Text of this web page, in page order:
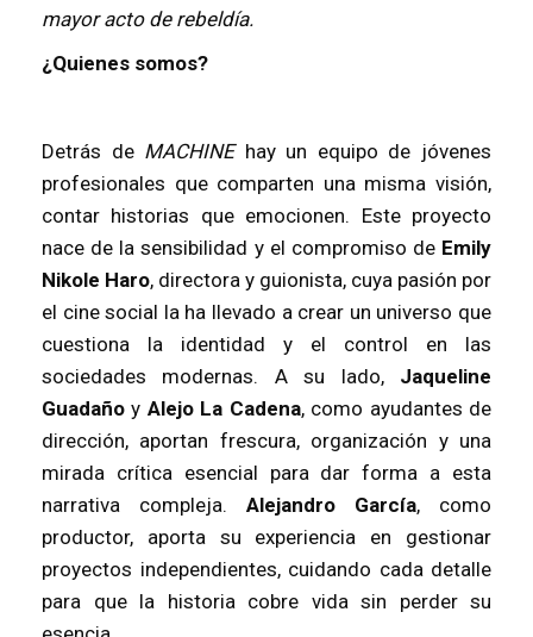
mayor acto de rebeldía.
¿Quienes somos?
Detrás de MACHINEhay un equipo de jóvenes
profesionales que comparten una misma visión,
contar historias que emocionen. Este proyecto
nace de la sensibilidad y el compromiso de Emily
Nikole Haro, directora y guionista, cuya pasión por
el cine social la ha llevado a crear un universo que
cuestiona la identidad y el control en las
sociedades modernas. A su lado, Jaqueline
Guadaño y Alejo La Cadena, como ayudantes de
dirección, aportan frescura, organización y una
mirada crítica esencial para dar forma a esta
narrativa compleja. Alejandro García, como
productor, aporta su experiencia en gestionar
proyectos independientes, cuidando cada detalle
para que la historia cobre vida sin perder su